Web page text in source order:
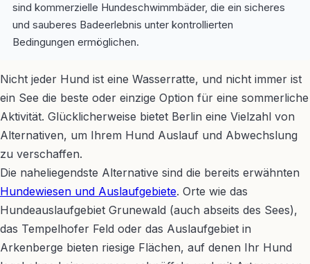
sind kommerzielle Hundeschwimmbäder, die ein sicheres
und sauberes Badeerlebnis unter kontrollierten
Bedingungen ermöglichen.
Nicht jeder Hund ist eine Wasserratte, und nicht immer ist
ein See die beste oder einzige Option für eine sommerliche
Aktivität. Glücklicherweise bietet Berlin eine Vielzahl von
Alternativen, um Ihrem Hund Auslauf und Abwechslung
zu verschaffen.
Die naheliegendste Alternative sind die bereits erwähnten
Hundewiesen und Auslaufgebiete. Orte wie das
Hundeauslaufgebiet Grunewald (auch abseits des Sees),
das Tempelhofer Feld oder das Auslaufgebiet in
Arkenberge bieten riesige Flächen, auf denen Ihr Hund